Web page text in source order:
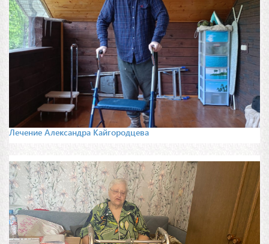
Лечение Александра Кайгородцева